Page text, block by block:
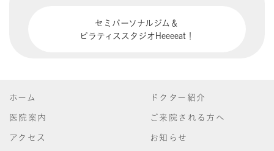
セミパーソナルジム＆
ピラティススタジオHeeeeat！
ホーム
ドクター紹介
医院案内
ご来院される方へ
アクセス
お知らせ